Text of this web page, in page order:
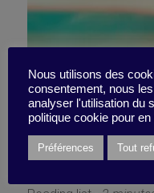
Mon
flou,
Nous utilisons des
consentement, nous
analyser l'utilisation du
politique cookie pour
Préférences Tout